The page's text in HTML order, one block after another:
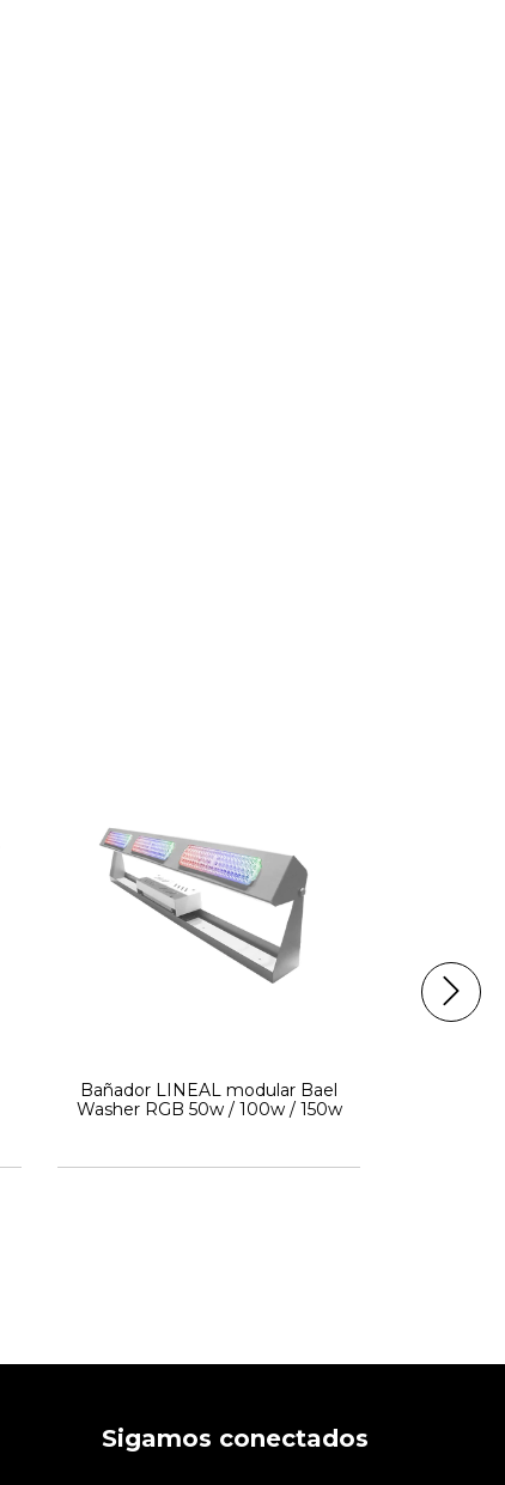
Bañador LINEAL modular Bael
Washer RGB 50w / 100w / 150w
Sigamos conectados